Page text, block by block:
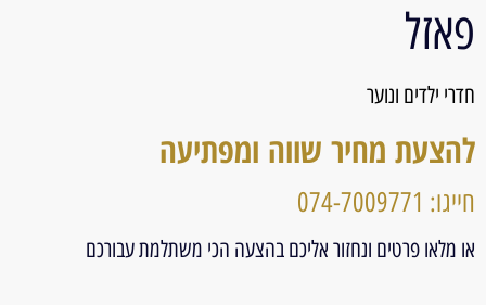
פאזל
חדרי ילדים ונוער
להצעת מחיר שווה ומפתיעה
חייגו: 074-7009771
או מלאו פרטים ונחזור אליכם בהצעה הכי משתלמת עבורכם